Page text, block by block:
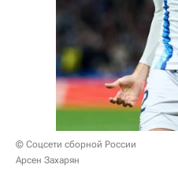
© Соцсети сборной России
Арсен Захарян